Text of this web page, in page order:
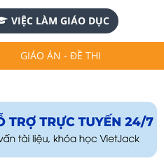
VIỆC LÀM GIÁO DỤC
GIÁO ÁN - ĐỀ THI